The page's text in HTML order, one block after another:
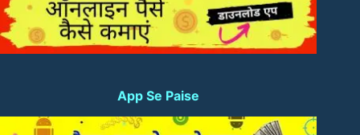
App Se Paise